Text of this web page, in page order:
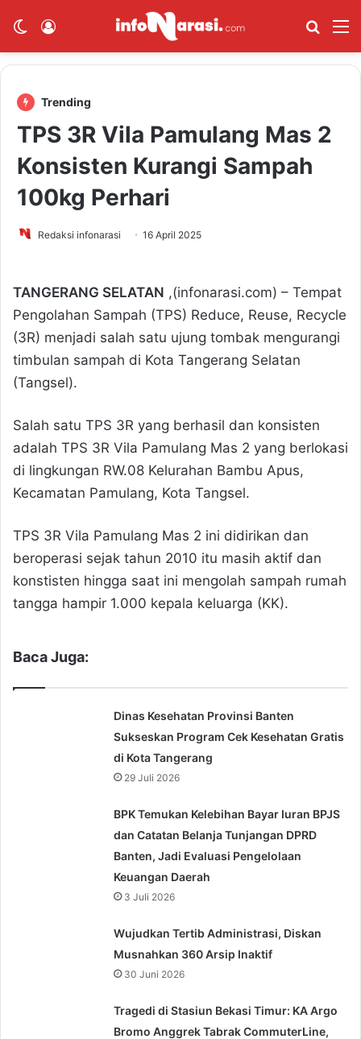
Switch skin Cari
Trending
TPS 3R Vila Pamulang Mas 2
Konsisten Kurangi Sampah
100kg Perhari
Redaksi infonarasi 16 April 2025
TANGERANG SELATAN ,(infonarasi.com) – Tempat
Pengolahan Sampah (TPS) Reduce, Reuse, Recycle
(3R) menjadi salah satu ujung tombak mengurangi
timbulan sampah di Kota Tangerang Selatan
(Tangsel).
Salah satu TPS 3R yang berhasil dan konsisten
adalah TPS 3R Vila Pamulang Mas 2 yang berlokasi
di lingkungan RW.08 Kelurahan Bambu Apus,
Kecamatan Pamulang, Kota Tangsel.
TPS 3R Vila Pamulang Mas 2 ini didirikan dan
beroperasi sejak tahun 2010 itu masih aktif dan
konstisten hingga saat ini mengolah sampah rumah
tangga hampir 1.000 kepala keluarga (KK).
Baca Juga:
Dinas Kesehatan Provinsi Banten
Sukseskan Program Cek Kesehatan Gratis
di Kota Tangerang
29 Juli 2026
BPK Temukan Kelebihan Bayar Iuran BPJS
dan Catatan Belanja Tunjangan DPRD
Banten, Jadi Evaluasi Pengelolaan
Keuangan Daerah
3 Juli 2026
Wujudkan Tertib Administrasi, Diskan
Musnahkan 360 Arsip Inaktif
30 Juni 2026
Tragedi di Stasiun Bekasi Timur: KA Argo
Bromo Anggrek Tabrak CommuterLine,